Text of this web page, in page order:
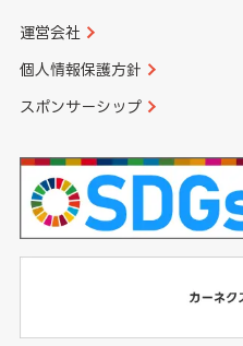
運営会社
個人情報保護方針
スポンサーシップ